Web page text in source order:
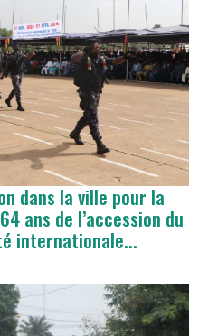
dans la ville pour la
ans de l’accession du
internationale...